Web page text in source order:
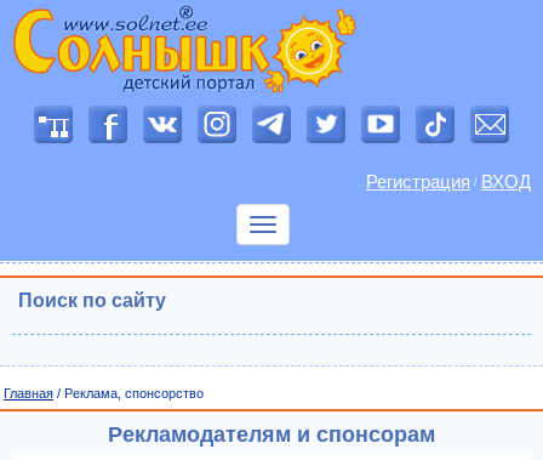
Регистрация / ВХОД
Показать
Поиск по сайту
Главная / Реклама, спонсорство
Рекламодателям и спонсорам